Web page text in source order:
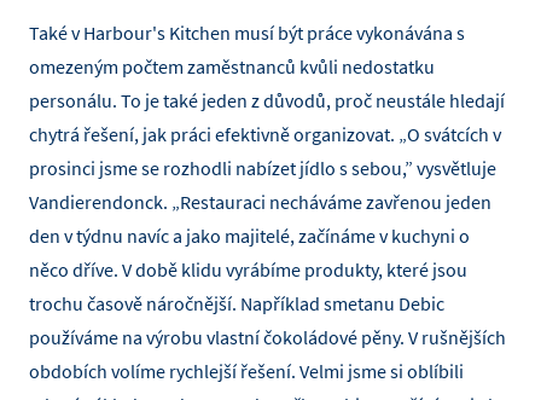
Také v Harbour's Kitchen musí být práce vykonávána s
omezeným počtem zaměstnanců kvůli nedostatku
personálu. To je také jeden z důvodů, proč neustále hledají
chytrá řešení, jak práci efektivně organizovat. „O svátcích v
prosinci jsme se rozhodli nabízet jídlo s sebou,” vysvětluje
Vandierendonck. „Restauraci necháváme zavřenou jeden
den v týdnu navíc a jako majitelé, začínáme v kuchyni o
něco dříve. V době klidu vyrábíme produkty, které jsou
trochu časově náročnější. Například smetanu Debic
používáme na výrobu vlastní čokoládové pěny. V rušnějších
obdobích volíme rychlejší řešení. Velmi jsme si oblíbili